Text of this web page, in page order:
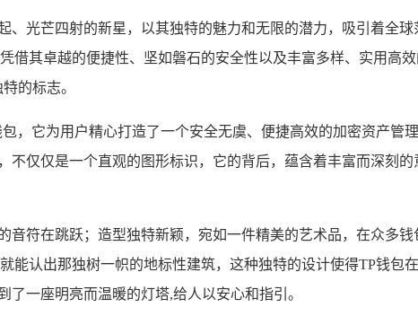
光芒四射的新星，以其独特的魅力和无限的潜力，吸引着全
借其卓越的便捷性、坚如磐石的安全性以及丰富多样、实用高
的标志。
，它为用户精心打造了一个安全无虞、便捷高效的加密资产管
仅仅是一个直观的图形标识，它的背后，蕴含着丰富而深刻
符在跳跃；造型独特新颖，宛如一件精美的艺术品，在众多
能认出那独树一帜的地标性建筑，这种独特的设计使得TP钱包
一座明亮而温暖的灯塔,给人以安心和指引。